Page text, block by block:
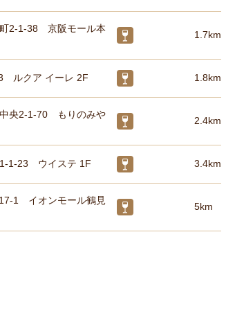
2-1-38 京阪モール本
1.7km
ルクア イーレ 2F 1.8km
央2-1-70 もりのみや
2.4km
1-1-23 ウイステ 1F 3.4km
1 イオンモール鶴見
5km